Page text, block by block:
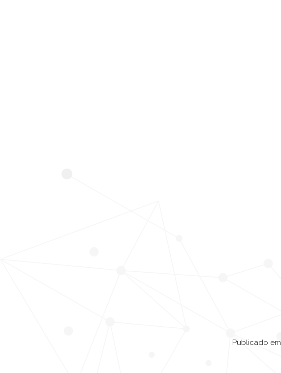
Publicado em